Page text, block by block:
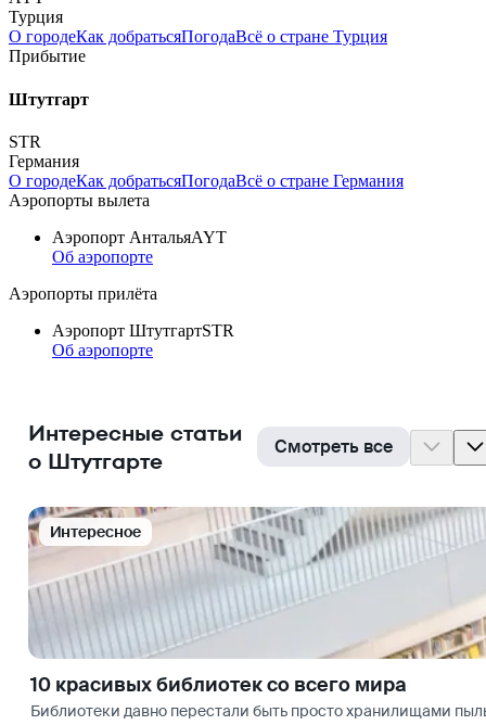
Турция
О городеКак добратьсяПогодаВсё о стране Турция
Прибытие
Штутгарт
STR
Германия
О городеКак добратьсяПогодаВсё о стране Германия
Аэропорты вылета
Аэропорт АнтальяAYT
Об аэропорте
Аэропорты прилёта
Аэропорт ШтутгартSTR
Об аэропорте
Интересные статьи
о Штутгарте
Смотреть все
Интересное
10 красивых библиотек со всего мира
Библиотеки давно перестали быть просто хранилищами